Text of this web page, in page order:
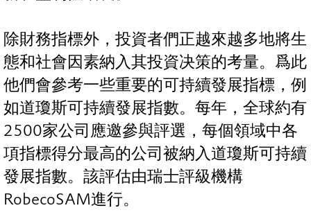
除財務指標外，投資者們正越來越多地將生
態和社會因素納入其投資决策的考量。爲此
他們會參考一些重要的可持續發展指標，例
如道瓊斯可持續發展指數。每年，全球約有
2500家公司應邀參與評選，每個領域中各
項指標得分最高的公司被納入道瓊斯可持續
發展指數。該評估由瑞士評級機構
RobecoSAM進行。